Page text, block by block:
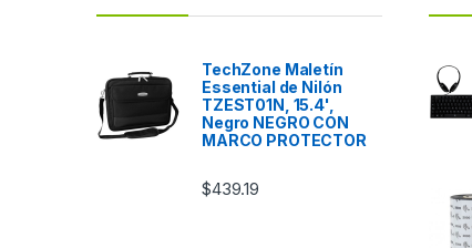
TechZone Maletín
Essential de Nilón
TZEST01N, 15.4',
Negro NEGRO CON
MARCO PROTECTOR
$439.19